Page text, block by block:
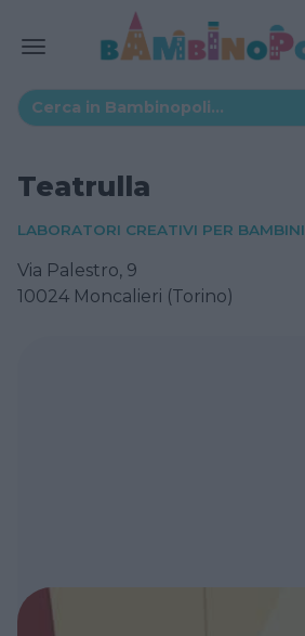
Teatrulla
LABORATORI CREATIVI PER BAMBINI
Via Palestro, 9
10024 Moncalieri (Torino)